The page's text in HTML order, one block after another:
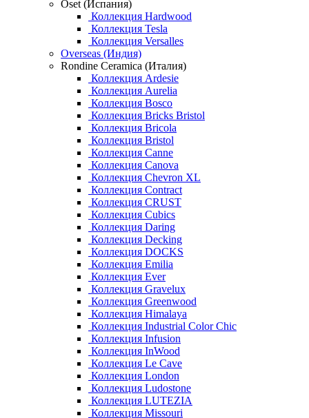
Oset (Испания)
Коллекция Hardwood
Коллекция Tesla
Коллекция Versalles
Overseas (Индия)
Rondine Ceramica (Италия)
Коллекция Ardesie
Коллекция Aurelia
Коллекция Bosco
Коллекция Bricks Bristol
Коллекция Bricola
Коллекция Bristol
Коллекция Canne
Коллекция Canova
Коллекция Chevron XL
Коллекция Contract
Коллекция CRUST
Коллекция Cubics
Коллекция Daring
Коллекция Decking
Коллекция DOCKS
Коллекция Emilia
Коллекция Ever
Коллекция Gravelux
Коллекция Greenwood
Коллекция Himalaya
Коллекция Industrial Color Chic
Коллекция Infusion
Коллекция InWood
Коллекция Le Cave
Коллекция London
Коллекция Ludostone
Коллекция LUTEZIA
Коллекция Missouri